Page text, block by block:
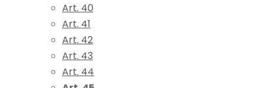
Art. 40
Art. 41
Art. 42
Art. 43
Art. 44